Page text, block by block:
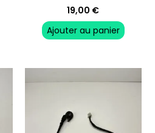
19,00 €
Ajouter au panier